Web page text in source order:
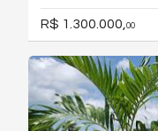
R$ 1.300.000, 00